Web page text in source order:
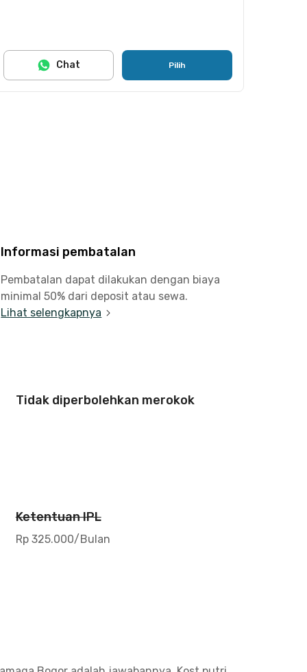
Pilih
Chat
Informasi pembatalan
Pembatalan dapat dilakukan dengan biaya
minimal 50% dari deposit atau sewa.
Lihat selengkapnya
Tidak diperbolehkan merokok
Ketentuan IPL
Rp 325.000/Bulan